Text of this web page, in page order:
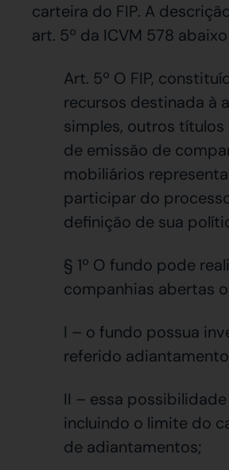
carteira do FIP. A
art. 5º da ICVM 578
Art. 5º O FIP,
recursos destinada à
simples, outros
de emissão de
mobiliários
participar do
definição de sua
§ 1º O fundo pode
companhias abertas
I – o fundo possua
referido
II – essa
incluindo o limite do
de adiantamentos;